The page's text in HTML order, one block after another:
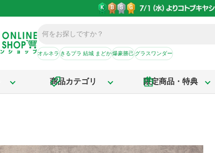
オルネラきるプラ 結城 まどか爆豪勝己グラスワンダー
商品カテゴリ 限定商品・特典